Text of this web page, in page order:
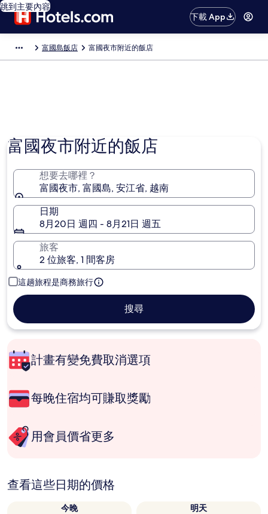
跳到主要內容
下載 App
富國島飯店 富國夜市附近的飯店
富國夜市附近的飯店
想要去哪裡？
富國夜市, 富國島, 安江省, 越南
日期
8月20日 週四 - 8月21日 週五
旅客
2 位旅客, 1 間客房
這趟旅程是商務旅行
搜尋
計畫有變免費取消選項
每晚住宿均可賺取獎勵
用會員價省更多
查看這些日期的價格
今晚
明天